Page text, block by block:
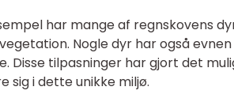
har mange af regnskovens
Nogle dyr har også
Disse tilpasninger har gjort det
sig i dette unikke miljø.